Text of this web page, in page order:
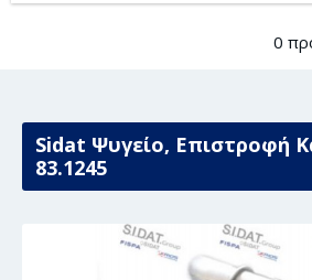
0
Sidat Ψυγείο, Επιστροφή
83.1245